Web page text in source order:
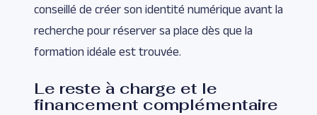
conseillé de créer son identité numérique avant la
recherche pour réserver sa place dès que la
formation idéale est trouvée.
Le reste à charge et le
financement complémentaire